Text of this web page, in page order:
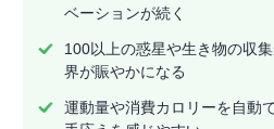
ベーションが続く
100以上の惑星や生き物の収
界が賑やかになる
運動量や消費カロリーを自動